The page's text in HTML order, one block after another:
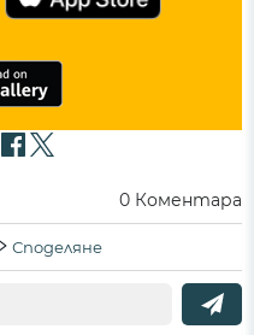
0 Коментара
Споделяне